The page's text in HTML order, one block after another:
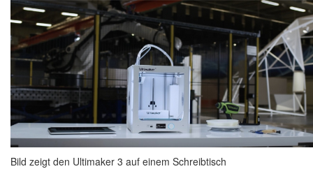
Bild zeigt den Ultimaker 3 auf einem Schreibtisch